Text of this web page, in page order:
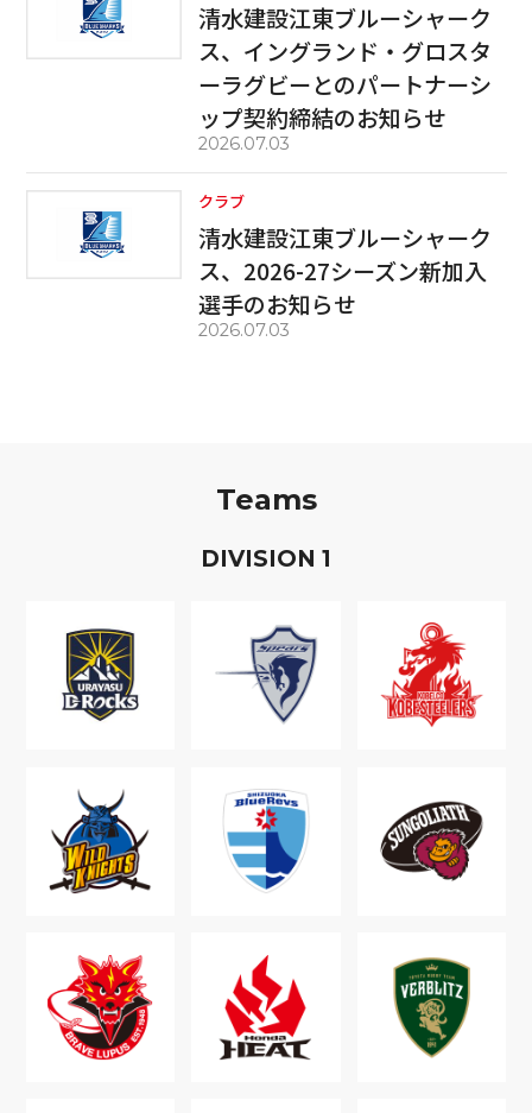
清水建設江東ブルーシャーク
ス、イングランド・グロスタ
ーラグビーとのパートナーシ
ップ契約締結のお知らせ
2026.07.03
クラブ
清水建設江東ブルーシャーク
ス、2026-27シーズン新加入
選手のお知らせ
2026.07.03
Teams
DIVISION 1